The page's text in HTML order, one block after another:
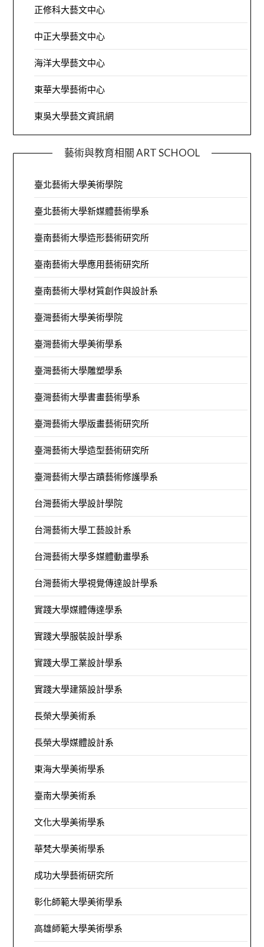
正修科大藝文中心
中正大學藝文中心
海洋大學藝文中心
東華大學藝術中心
東吳大學藝文資訊網
藝術與教育相關 ART SCHOOL
臺北藝術大學美術學院
臺北藝術大學新媒體藝術學系
臺南藝術大學造形藝術研究所
臺南藝術大學應用藝術研究所
臺南藝術大學材質創作與設計系
臺灣藝術大學美術學院
臺灣藝術大學美術學系
臺灣藝術大學雕塑學系
臺灣藝術大學書畫藝術學系
臺灣藝術大學版畫藝術研究所
臺灣藝術大學造型藝術研究所
臺灣藝術大學古蹟藝術修護學系
台灣藝術大學設計學院
台灣藝術大學工藝設計系
台灣藝術大學多媒體動畫學系
台灣藝術大學視覺傳達設計學系
實踐大學媒體傳達學系
實踐大學服裝設計學系
實踐大學工業設計學系
實踐大學建築設計學系
長榮大學美術系
長榮大學媒體設計系
東海大學美術學系
臺南大學美術系
文化大學美術學系
華梵大學美術學系
成功大學藝術研究所
彰化師範大學美術學系
高雄師範大學美術學系